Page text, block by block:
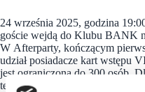
24 września 2025, godzina
goście wejdą do Klubu BANK
W Afterparty, kończącym
udział posiadacze kart wstępu
jest ograniczona do 300 osób.
termin zakupu karty wstępu.